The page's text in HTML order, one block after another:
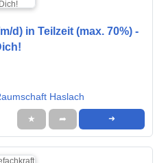
d) in Teilzeit (max. 70%) -
Haslach
★ ➦ ➜